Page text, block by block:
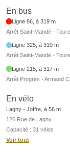
En bus
Ligne 86, à 319 m
Arrêt Saint-Mandé -
Ligne 325, à 319 m
Arrêt Saint-Mandé -
Ligne 215, à 317 m
Arrêt Progrès - Armand
En vélo
Lagny - Joffre, à 56 m
126 Rue de Lagny
Capacité : 31 vélos
Voir tout